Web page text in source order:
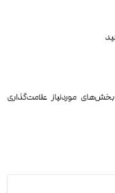
بخش‌های موردنیاز علامت‌گذاری